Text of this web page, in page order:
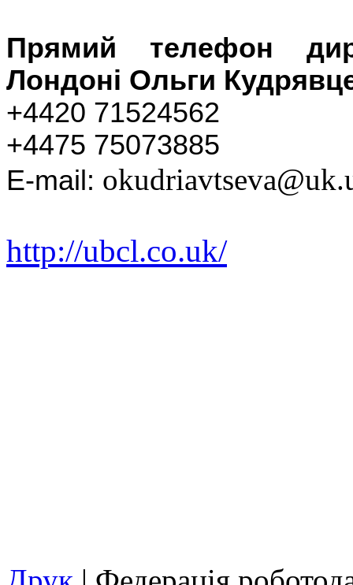
Прямий телефон
Лондоні Ольги
+4420 71524562
+4475 75073885
E-mail:
http://ubcl.co.uk/